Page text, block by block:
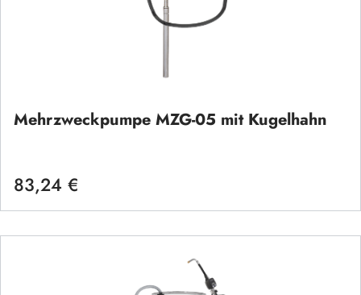
Mehrzweckpumpe MZG-05 mit Kugelhahn
Regulärer Preis:
83,24 €